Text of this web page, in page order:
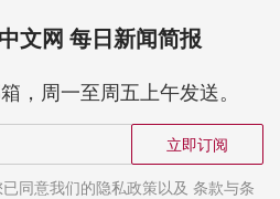
文网 每日新闻简报
，周一至周五上午发送。
立即订阅
同意我们的隐私政策以及 条款与条